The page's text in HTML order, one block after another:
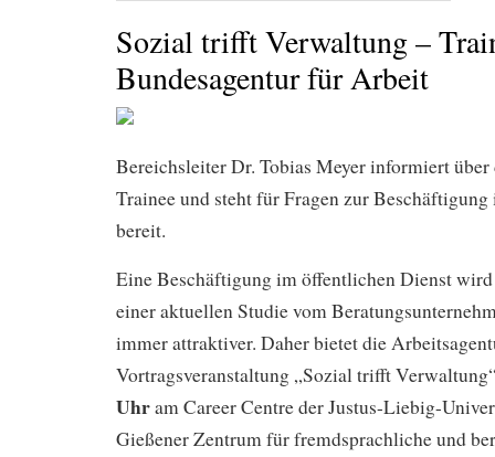
Sozial trifft Verwaltung –
Bundesagentur für Arbeit
Bereichsleiter Dr. Tobias Meyer informiert über
Trainee und steht für Fragen zur
bereit.
Eine Beschäftigung im öffentlichen Dienst
einer aktuellen Studie vom
immer attraktiver. Daher bietet die
Vortragsveranstaltung „Sozial trifft
Uhram Career Centre der Justus-Liebig-
Gießener Zentrum für fremdsprachliche und